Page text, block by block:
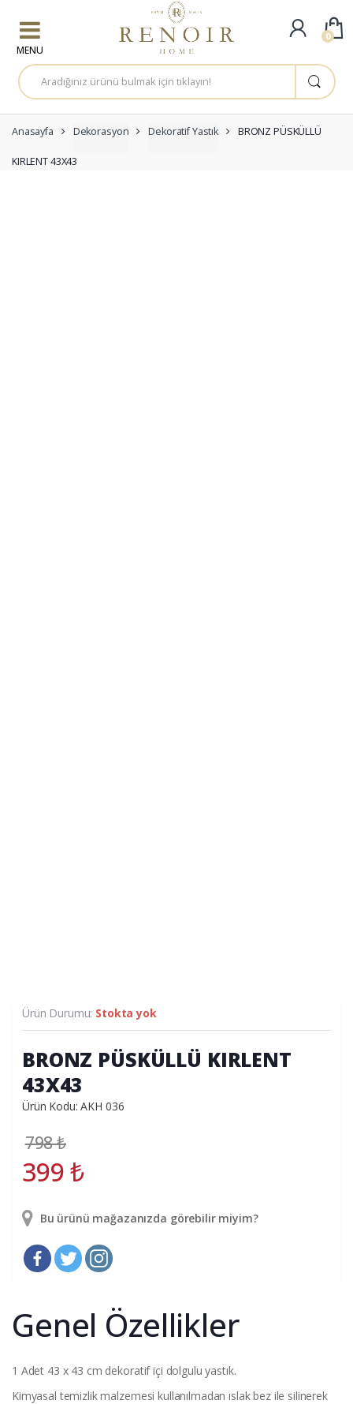
A
r
a
a
:
Anasayfa Dekorasyon Dekoratif Yastık BRONZ PÜSKÜLLÜ
KIRLENT 43X43
Ürün Durumu: Stokta yok
BRONZ PÜSKÜLLÜ KIRLENT
43X43
Ürün Kodu: AKH 036
798₺
399₺
Bu ürünü mağazanızda görebilir miyim?
Genel Özellikler
1 Adet 43 x 43 cm dekoratif içi dolgulu yastık.
Kimyasal temizlik malzemesi kullanılmadan ıslak bez ile silinerek
0